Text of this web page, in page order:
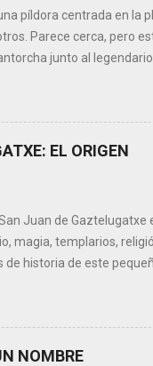
píldora centrada en
Parece cerca, pero
junto al
los supplies o buques
Golfo de Valencia la
para la explotación
EL ORIGEN
San Juan de
magia, templarios,
de historia de este
LLAMA SAN JUAN DE
San Juan y por otra
orden de Herodes y su
NOMBRE